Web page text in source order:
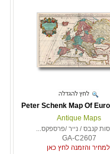
Peter Schenk Map Of
Antique Maps
קנבס / נייר /פרספקס...
GA-C2607
למחיר והזמנה לחץ כאן